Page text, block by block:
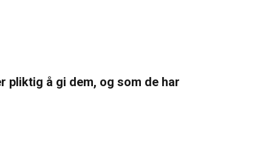
pliktig å gi dem, og som de har